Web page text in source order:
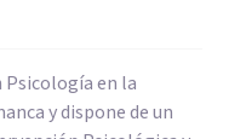
Psicología en la
y dispone de un